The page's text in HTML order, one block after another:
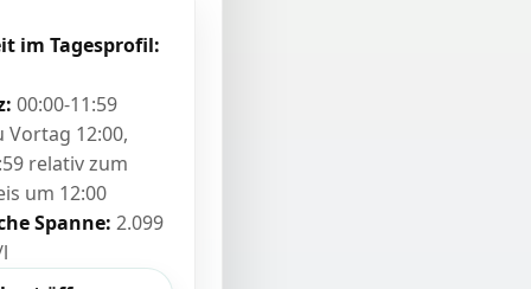
im Tagesprofil:
00:00-11:59
Vortag 12:00,
relativ zum
um 12:00
Spanne: 2.099